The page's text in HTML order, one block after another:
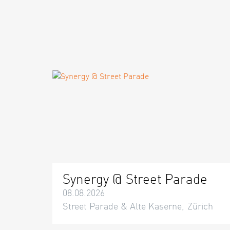
Synergy @ Street Parade
08.08.2026
Street Parade & Alte Kaserne, Zürich